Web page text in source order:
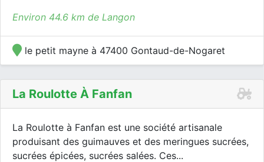
Environ 44.6 km de Langon
le petit mayne à 47400 Gontaud-de-Nogaret
La Roulotte À Fanfan
La Roulotte à Fanfan est une société artisanale
produisant des guimauves et des meringues sucrées,
sucrées épicées, sucrées salées. Ces...